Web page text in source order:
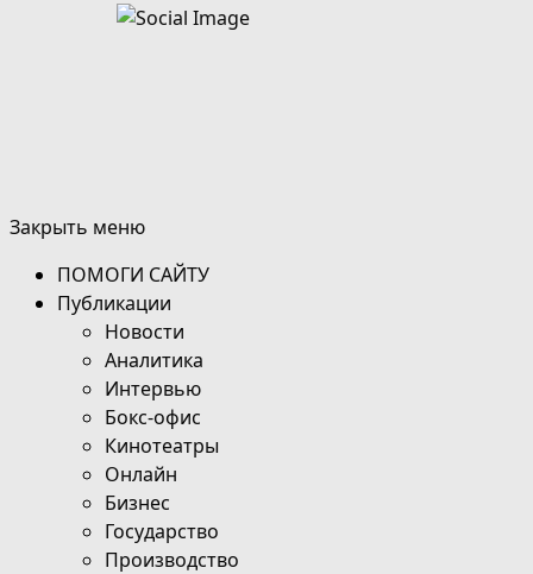
Закрыть меню
ПОМОГИ САЙТУ
Публикации
Новости
Аналитика
Интервью
Бокс-офис
Кинотеатры
Онлайн
Бизнес
Государство
Производство